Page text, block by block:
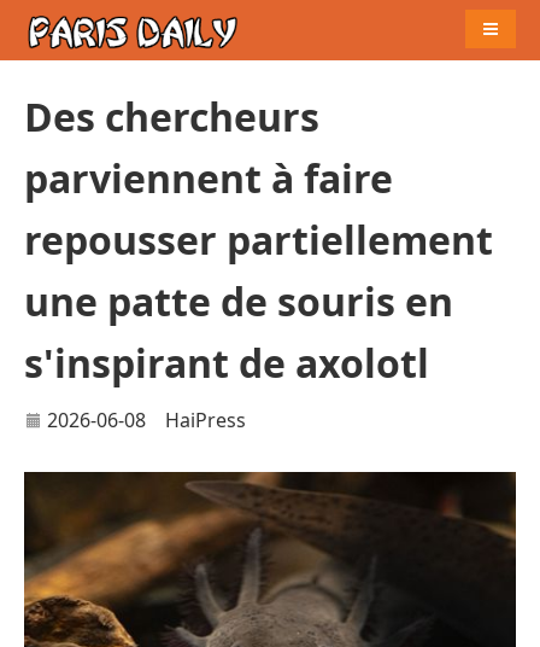
Des chercheurs
parviennent à faire
repousser partiellement
une patte de souris en
s'inspirant de axolotl
2026-06-08 HaiPress